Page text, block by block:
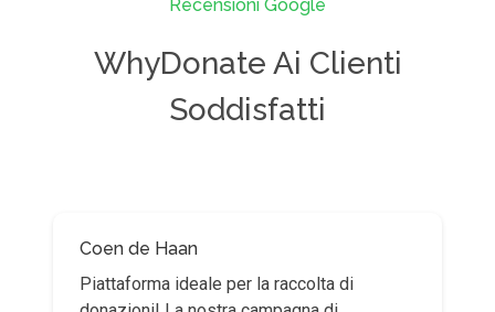
Recensioni Google
WhyDonate Ai Clienti
Soddisfatti
Coen de Haan
Piattaforma ideale per la raccolta di
Cintura Stijn
Buona piattaforma! Lo usiamo ampiamente